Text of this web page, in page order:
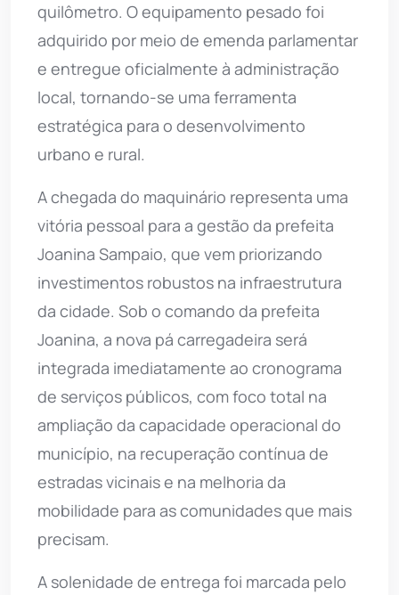
quilômetro. O equipamento pesado foi
adquirido por meio de emenda parlamentar
e entregue oficialmente à administração
local, tornando-se uma ferramenta
estratégica para o desenvolvimento
urbano e rural.
A chegada do maquinário representa uma
vitória pessoal para a gestão da prefeita
Joanina Sampaio, que vem priorizando
investimentos robustos na infraestrutura
da cidade. Sob o comando da prefeita
Joanina, a nova pá carregadeira será
integrada imediatamente ao cronograma
de serviços públicos, com foco total na
ampliação da capacidade operacional do
município, na recuperação contínua de
estradas vicinais e na melhoria da
mobilidade para as comunidades que mais
precisam.
A solenidade de entrega foi marcada pelo